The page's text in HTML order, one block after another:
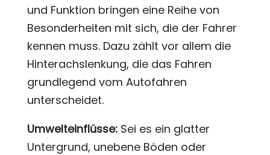
und Funktion bringen eine Reihe von
Besonderheiten mit sich, die der Fahrer
kennen muss. Dazu zählt vor allem die
Hinterachslenkung, die das Fahren
grundlegend vom Autofahren
unterscheidet.
Umwelteinflüsse:Sei es ein glatter
Untergrund, unebene Böden oder